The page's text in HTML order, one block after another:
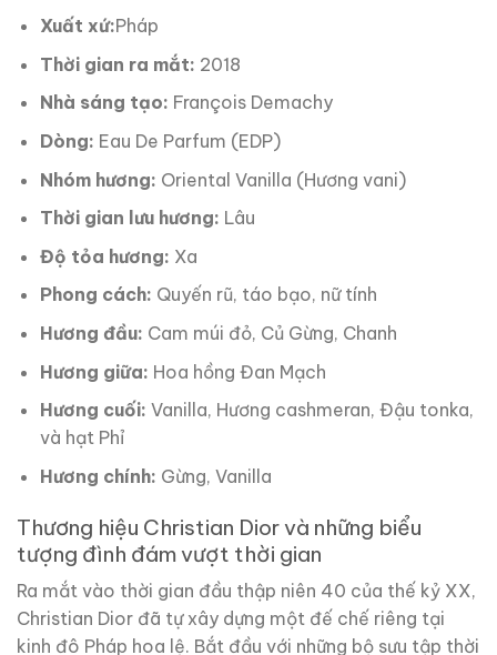
Xuất xứ:Pháp
Thời gian ra mắt: 2018
Nhà sáng tạo: François Demachy
Dòng: Eau De Parfum (EDP)
Nhóm hương: Oriental Vanilla (Hương vani)
Thời gian lưu hương: Lâu
Độ tỏa hương: Xa
Phong cách: Quyến rũ, táo bạo, nữ tính
Hương đầu: Cam múi đỏ, Củ Gừng, Chanh
Hương giữa: Hoa hồng Đan Mạch
Hương cuối: Vanilla, Hương cashmeran, Đậu tonka,
và hạt Phỉ
Hương chính: Gừng, Vanilla
Thương hiệu Christian Dior và những biểu
tượng đình đám vượt thời gian
Ra mắt vào thời gian đầu thập niên 40 của thế kỷ XX,
Christian Dior đã tự xây dựng một đế chế riêng tại
kinh đô Pháp hoa lệ. Bắt đầu với những bộ sưu tập thời